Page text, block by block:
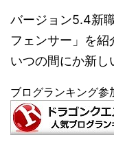
バージョン5.4新
フェンサー」を紹
いつの間にか新し
ブログランキング参